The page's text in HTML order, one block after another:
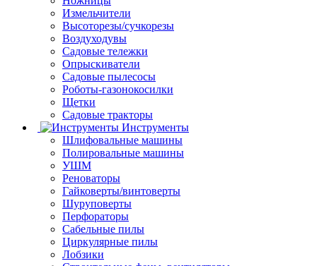
Измельчители
Высоторезы/сучкорезы
Воздуходувы
Садовые тележки
Опрыскиватели
Садовые пылесосы
Роботы-газонокосилки
Щетки
Садовые тракторы
Инструменты
Шлифовальные машины
Полировальные машины
УШМ
Реноваторы
Гайковерты/винтоверты
Шуруповерты
Перфораторы
Сабельные пилы
Циркулярные пилы
Лобзики